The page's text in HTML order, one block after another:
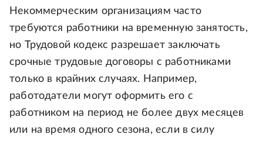
Некоммерческим организациям часто
требуются работники на временную занятость,
но Трудовой кодекс разрешает заключать
срочные трудовые договоры с работниками
только в крайних случаях. Например,
работодатели могут оформить его с
работником на период не более двух месяцев
или на время одного сезона, если в силу